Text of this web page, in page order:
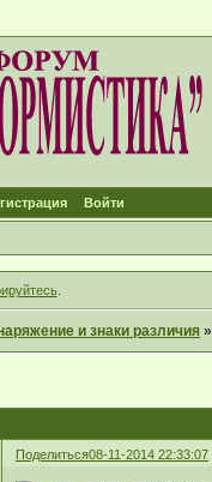
Войти
.
и знаки различия »
Поделиться08-11-2014 22:33:07